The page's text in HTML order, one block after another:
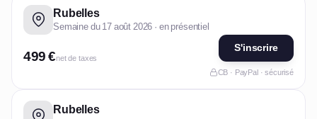
Rubelles
Semaine du 17 août 2026 · en présentiel
499 €net de taxes
S'inscrire
CB · PayPal · sécurisé
Rubelles